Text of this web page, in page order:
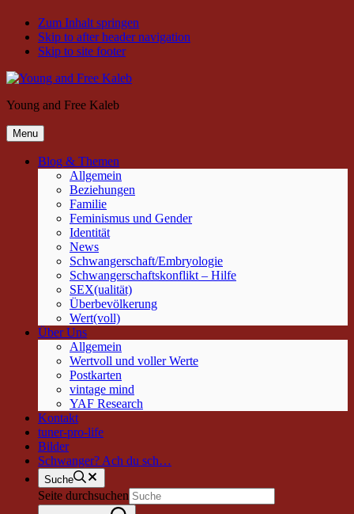
Zum Inhalt springen
Skip to after header navigation
Skip to site footer
Young and Free Kaleb
Menu
Blog & Themen
Allgemein
Beziehungen
Familie
Feminismus und Gender
Identität
News
Schwangerschaft/Embryologie
Schwangerschaftskonflikt – Hilfe
SEX(ualität)
Überbevölkerung
Wert(voll)
Über Uns
Allgemein
Wertvoll und voller Werte
Postkarten
vintage mind
YAF Research
Kontakt
tuner-pro-life
Bilder
Schwanger? Ach du sch…
Suche
Seite durchsuchen